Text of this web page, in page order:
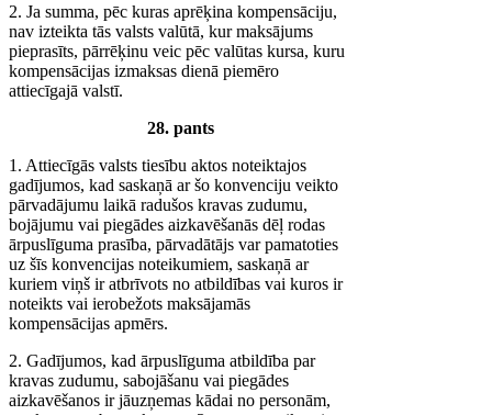
2. Ja summa, pēc kuras aprēķina kompensāciju,
nav izteikta tās valsts valūtā, kur maksājums
pieprasīts, pārrēķinu veic pēc valūtas kursa, kuru
kompensācijas izmaksas dienā piemēro
attiecīgajā valstī.
28. pants
1. Attiecīgās valsts tiesību aktos noteiktajos
gadījumos, kad saskaņā ar šo konvenciju veikto
pārvadājumu laikā radušos kravas zudumu,
bojājumu vai piegādes aizkavēšanās dēļ rodas
ārpuslīguma prasība, pārvadātājs var pamatoties
uz šīs konvencijas noteikumiem, saskaņā ar
kuriem viņš ir atbrīvots no atbildības vai kuros ir
noteikts vai ierobežots maksājamās
kompensācijas apmērs.
2. Gadījumos, kad ārpuslīguma atbildība par
kravas zudumu, sabojāšanu vai piegādes
aizkavēšanos ir jāuzņemas kādai no personām,